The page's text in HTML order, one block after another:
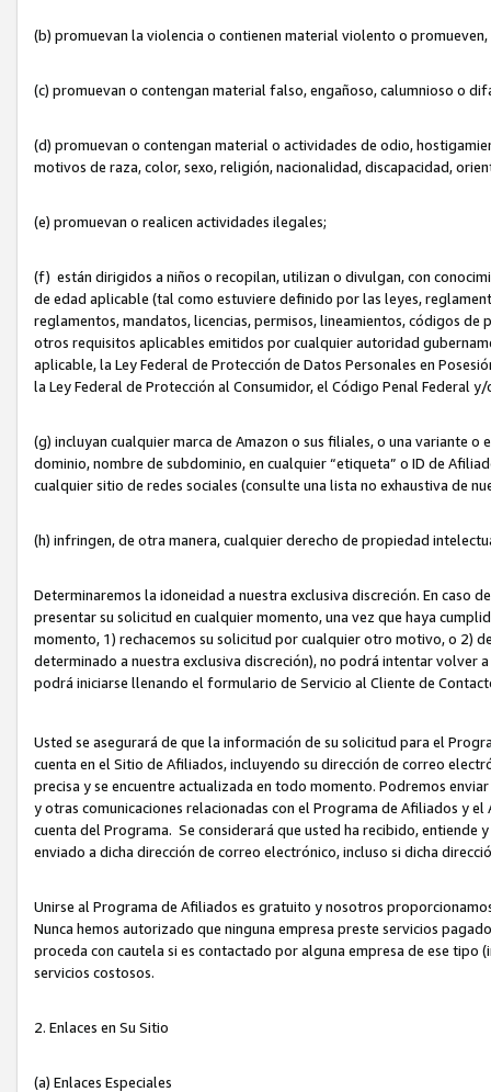
(b) promuevan la violencia o contienen material violento o
(c) promuevan o contengan material falso, engañoso, calumnioso o
(d) promuevan o contengan material o actividades de odio,
motivos de raza, color, sexo, religión, nacionalidad, discapacidad,
(e) promuevan o realicen actividades ilegales;
(f) están dirigidos a niños o recopilan, utilizan o divulgan, con
de edad aplicable (tal como estuviere definido por las leyes,
reglamentos, mandatos, licencias, permisos, lineamientos, códigos
otros requisitos aplicables emitidos por cualquier autoridad
aplicable, la Ley Federal de Protección de Datos Personales en
la Ley Federal de Protección al Consumidor, el Código Penal Federal
(g) incluyan cualquier marca de Amazon o sus filiales, o una variante
dominio, nombre de subdominio, en cualquier “etiqueta” o ID de
cualquier sitio de redes sociales (consulte una lista no exhaustiva de
(h) infringen, de otra manera, cualquier derecho de propiedad
Determinaremos la idoneidad a nuestra exclusiva discreción. En caso
presentar su solicitud en cualquier momento, una vez que haya
momento, 1) rechacemos su solicitud por cualquier otro motivo, o 2)
determinado a nuestra exclusiva discreción), no podrá intentar volver
podrá iniciarse llenando el formulario de Servicio al Cliente de
Usted se asegurará de que la información de su solicitud para el
cuenta en el Sitio de Afiliados, incluyendo su dirección de correo
precisa y se encuentre actualizada en todo momento. Podremos
y otras comunicaciones relacionadas con el Programa de Afiliados y
cuenta del Programa. Se considerará que usted ha recibido, entiende
enviado a dicha dirección de correo electrónico, incluso si dicha
Unirse al Programa de Afiliados es gratuito y nosotros
Nunca hemos autorizado que ninguna empresa preste servicios
proceda con cautela si es contactado por alguna empresa de ese
servicios costosos.
2. Enlaces en Su Sitio
(a) Enlaces Especiales